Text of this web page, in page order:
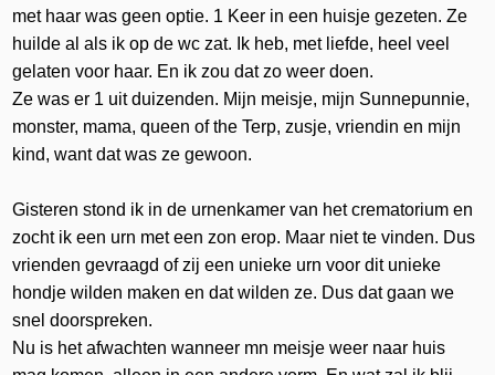
met haar was geen optie. 1 Keer in een huisje gezeten. Ze
huilde al als ik op de wc zat. Ik heb, met liefde, heel veel
gelaten voor haar. En ik zou dat zo weer doen.
Ze was er 1 uit duizenden. Mijn meisje, mijn Sunnepunnie,
monster, mama, queen of the Terp, zusje, vriendin en mijn
kind, want dat was ze gewoon.
Gisteren stond ik in de urnenkamer van het crematorium en
zocht ik een urn met een zon erop. Maar niet te vinden. Dus
vrienden gevraagd of zij een unieke urn voor dit unieke
hondje wilden maken en dat wilden ze. Dus dat gaan we
snel doorspreken.
Nu is het afwachten wanneer mn meisje weer naar huis